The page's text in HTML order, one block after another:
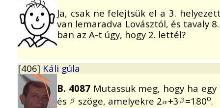
Ja, csak ne felejtsük el a 3.
van lemaradva Lovásztól, és tavaly
ban az A-t úgy, hogy 2. lettél?
[406] Káli gúla
B. 4087Mutassuk meg, hogy ha
és
szöge, amelyekre 2 +3 =180o.